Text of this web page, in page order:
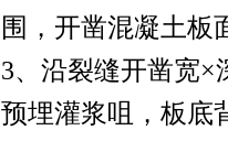
围，开凿混凝土板
3、沿裂缝开凿宽×
预埋灌浆咀，板底